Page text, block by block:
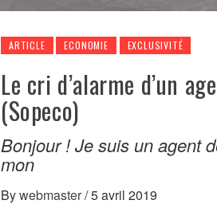
ARTICLE ECONOMIE EXCLUSIVITÉ
Le cri d’alarme d’un
(Sopeco)
Bonjour ! Je suis un agent
mon
Bywebmaster/5 avril 2019